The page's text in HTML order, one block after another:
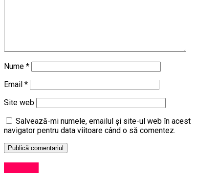
Nume *
Email *
Site web
Salvează-mi numele, emailul și site-ul web în acest
navigator pentru data viitoare când o să comentez.